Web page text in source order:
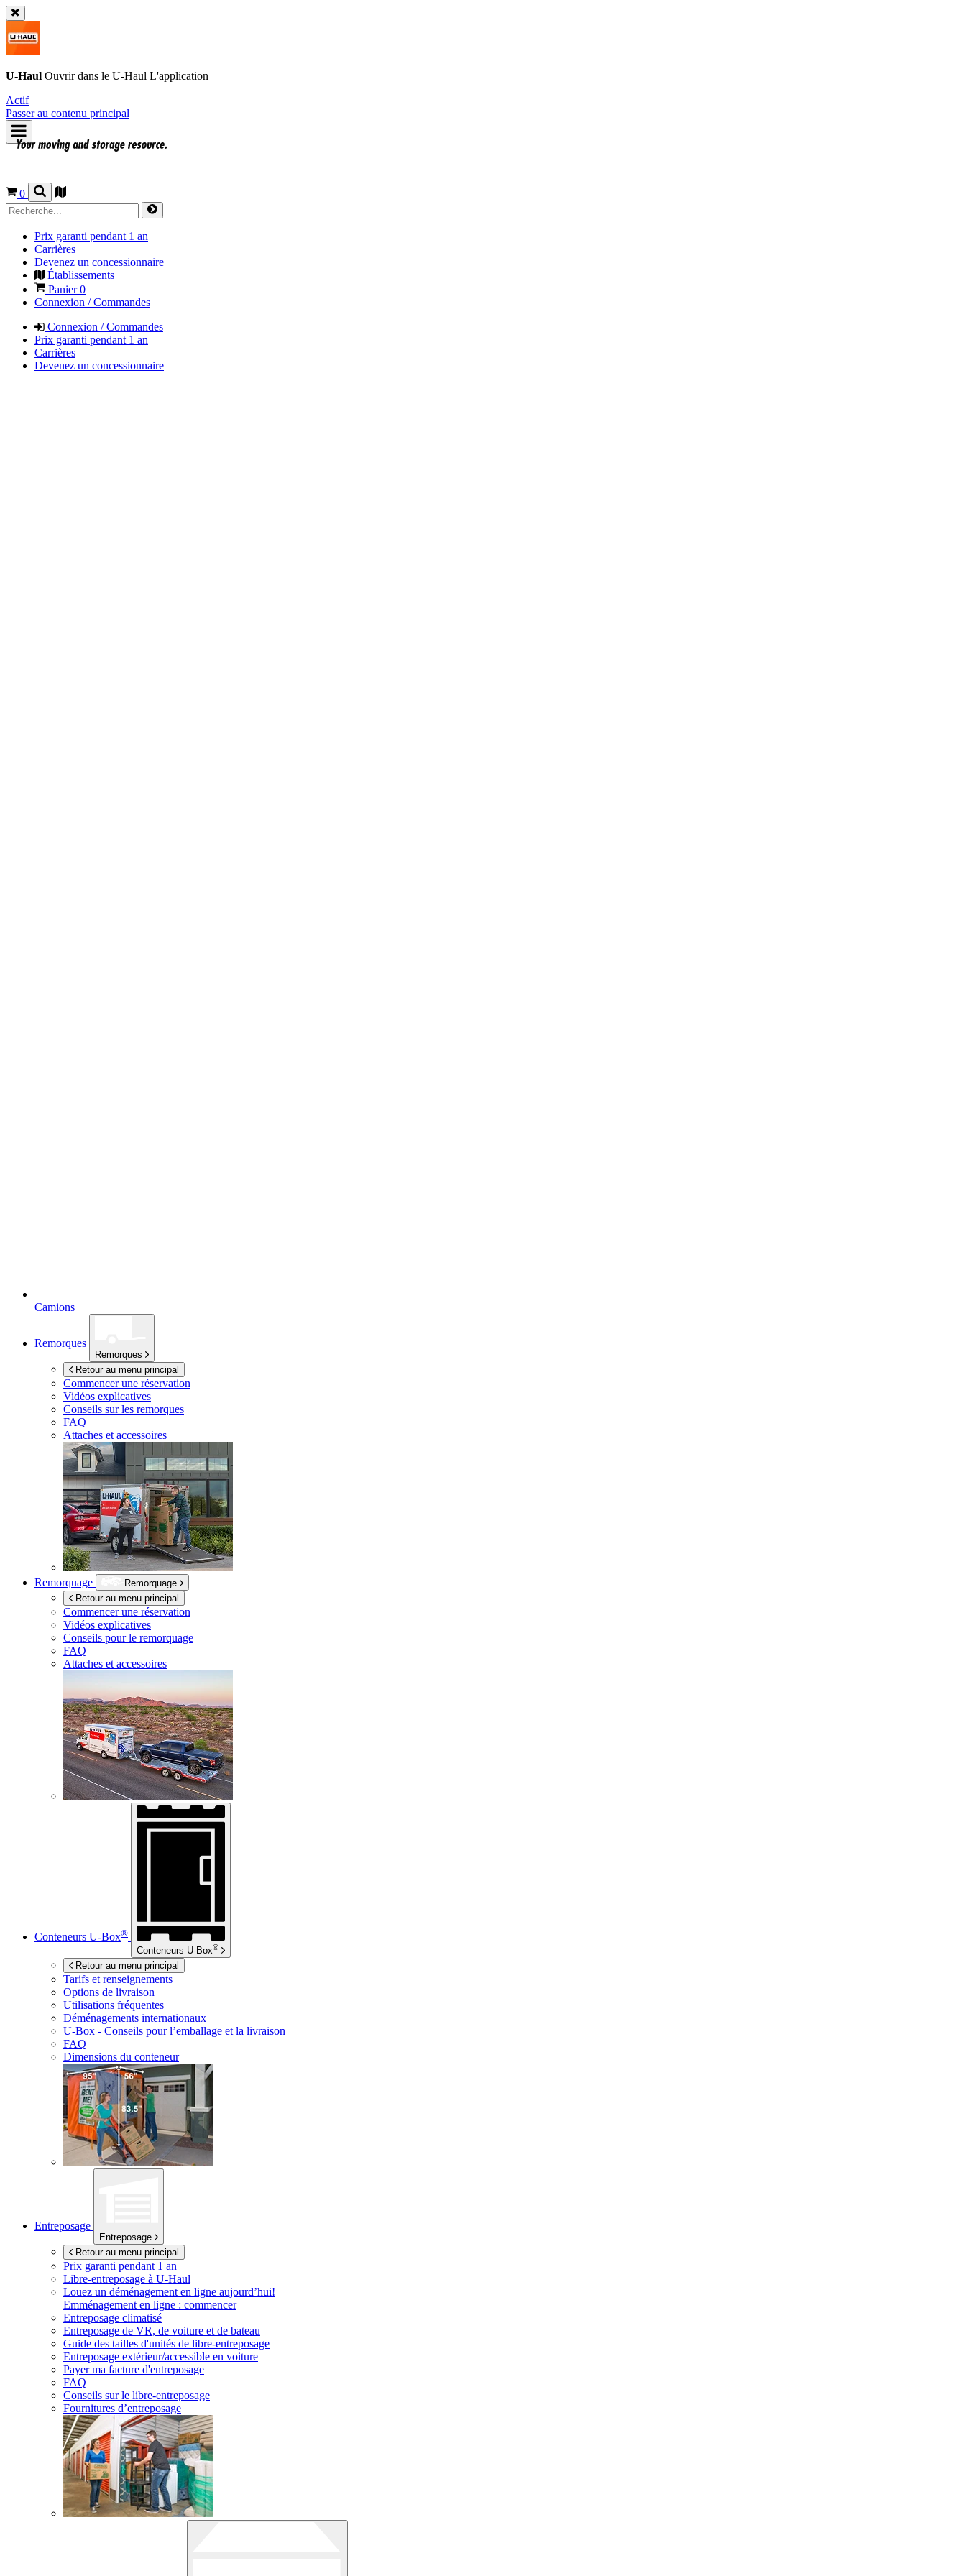
U-Haul Ouvrir dans le U-Haul L'application
Actif
Passer au contenu principal
0
Prix garanti pendant 1 an
Carrières
Devenez un concessionnaire
Établissements
Panier0
Connexion / Commandes
Connexion / Commandes
Prix garanti pendant 1 an
Carrières
Devenez un concessionnaire
Camions
Remorques
Remorques
Retour au menu principal
Commencer une réservation
Vidéos explicatives
Conseils sur les remorques
FAQ
Attaches et accessoires
Remorquage
Remorquage
Retour au menu principal
Commencer une réservation
Vidéos explicatives
Conseils pour le remorquage
FAQ
Attaches et accessoires
Conteneurs U-Box®
Conteneurs U-Box®
Retour au menu principal
Tarifs et renseignements
Options de livraison
Utilisations fréquentes
Déménagements internationaux
U-Box - Conseils pour l’emballage et la livraison
FAQ
Dimensions du conteneur
Entreposage
Entreposage
Retour au menu principal
Prix garanti pendant 1 an
Libre-entreposage à U-Haul
Louez un déménagement en ligne aujourd’hui!
Emménagement en ligne : commencer
Entreposage climatisé
Entreposage de VR, de voiture et de bateau
Guide des tailles d'unités de libre-entreposage
Entreposage extérieur/accessible en voiture
Payer ma facture d'entreposage
FAQ
Conseils sur le libre-entreposage
Fournitures d’entreposage